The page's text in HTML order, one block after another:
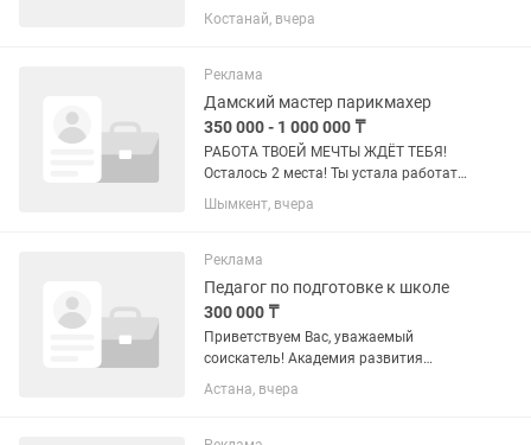
высшее); •Опыт работы с детьми
дошкольного возраста от 1 года;
методик развития детей 2–4...
Костанай, вчера
Реклама
Дамский мастер парикмахер
350 000 - 1 000 000 ₸
РАБОТА ТВОЕЙ МЕЧТЫ ЖДЁТ ТЕБЯ!
Осталось 2 места! Ты устала работать
одна? Постоянно думать, как оплатить
аренду кресла, где найти новых
Шымкент, вчера
Реклама
Педагог по подготовке к школе
300 000 ₸
Приветствуем Вас, уважаемый
соискатель! Академия развития
личности ребенка "Unicum" приглашает
в команду талантливого и увлеченного
Астана, вчера